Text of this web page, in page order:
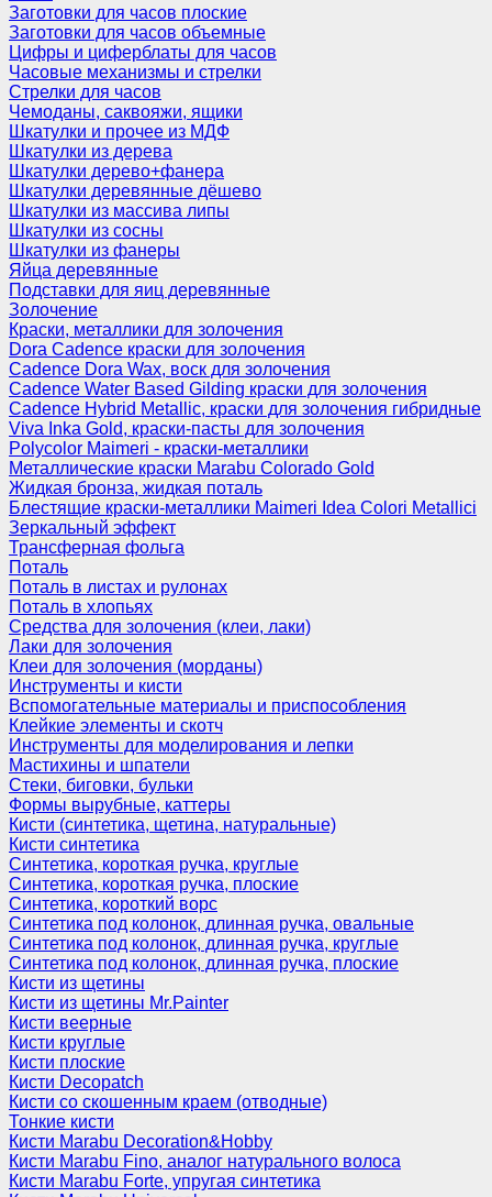
Заготовки для часов плоские
Заготовки для часов объемные
Цифры и циферблаты для часов
Часовые механизмы и стрелки
Стрелки для часов
Чемоданы, саквояжи, ящики
Шкатулки и прочее из МДФ
Шкатулки из дерева
Шкатулки дерево+фанера
Шкатулки деревянные дёшево
Шкатулки из массива липы
Шкатулки из сосны
Шкатулки из фанеры
Яйца деревянные
Подставки для яиц деревянные
Золочение
Краски, металлики для золочения
Dora Cadence краски для золочения
Cadence Dora Wax, воск для золочения
Cadence Water Based Gilding краски для золочения
Cadence Hybrid Metallic, краски для золочения гибридные
Viva Inka Gold, краски-пасты для золочения
Polycolor Maimeri - краски-металлики
Металлические краски Marabu Colorado Gold
Жидкая бронза, жидкая поталь
Блестящие краски-металлики Maimeri Idea Colori Metallici
Зеркальный эффект
Трансферная фольга
Поталь
Поталь в листах и рулонах
Поталь в хлопьях
Средства для золочения (клеи, лаки)
Лаки для золочения
Клеи для золочения (морданы)
Инструменты и кисти
Вспомогательные материалы и приспособления
Клейкие элементы и скотч
Инструменты для моделирования и лепки
Мастихины и шпатели
Стеки, биговки, бульки
Формы вырубные, каттеры
Кисти (синтетика, щетина, натуральные)
Кисти синтетика
Синтетика, короткая ручка, круглые
Синтетика, короткая ручка, плоские
Синтетика, короткий ворс
Синтетика под колонок, длинная ручка, овальные
Синтетика под колонок, длинная ручка, круглые
Синтетика под колонок, длинная ручка, плоские
Кисти из щетины
Кисти из щетины Mr.Painter
Кисти веерные
Кисти круглые
Кисти плоские
Кисти Decopatch
Кисти со скошенным краем (отводные)
Тонкие кисти
Кисти Marabu Decoration&Hobby
Кисти Marabu Fino, аналог натурального волоса
Кисти Marabu Forte, упругая синтетика